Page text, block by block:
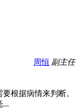
周恒 副主任
根据病情来判断。
...